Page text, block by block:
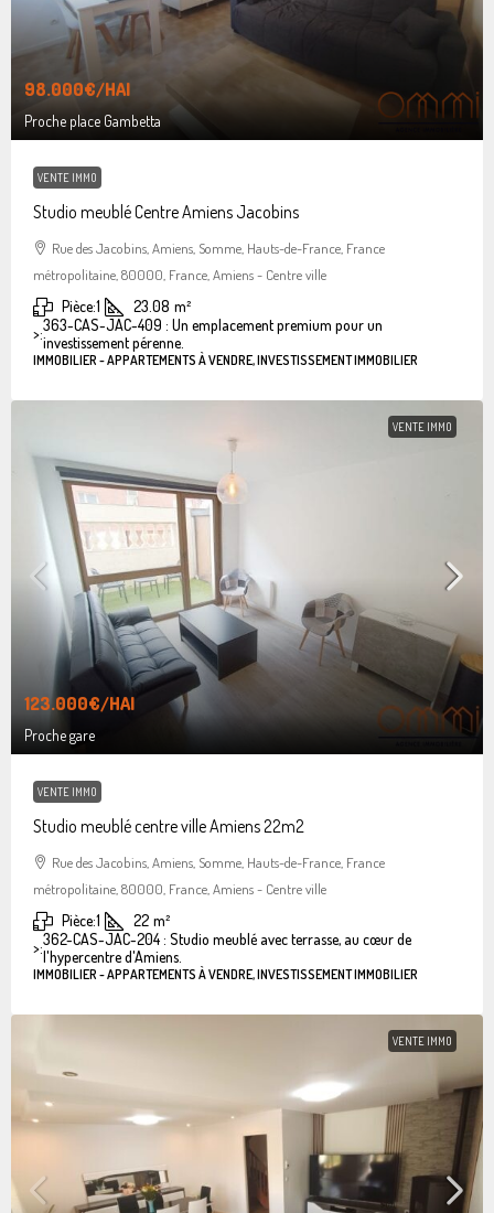
98.000€/HAI
Proche place Gambetta
VENTE IMMO
Studio meublé Centre Amiens Jacobins
Rue des Jacobins, Amiens, Somme, Hauts-de-France, France
métropolitaine, 80000, France, Amiens - Centre ville
Pièce:1 23.08 m²
>:363-CAS-JAC-409 : Un emplacement premium pour un
investissement pérenne.
IMMOBILIER - APPARTEMENTS À VENDRE, INVESTISSEMENT IMMOBILIER
VENTE IMMO
123.000€/HAI
Proche gare
VENTE IMMO
Studio meublé centre ville Amiens 22m2
Rue des Jacobins, Amiens, Somme, Hauts-de-France, France
métropolitaine, 80000, France, Amiens - Centre ville
Pièce:1 22 m²
>:362-CAS-JAC-204 : Studio meublé avec terrasse, au cœur de
l'hypercentre d'Amiens.
IMMOBILIER - APPARTEMENTS À VENDRE, INVESTISSEMENT IMMOBILIER
VENTE IMMO